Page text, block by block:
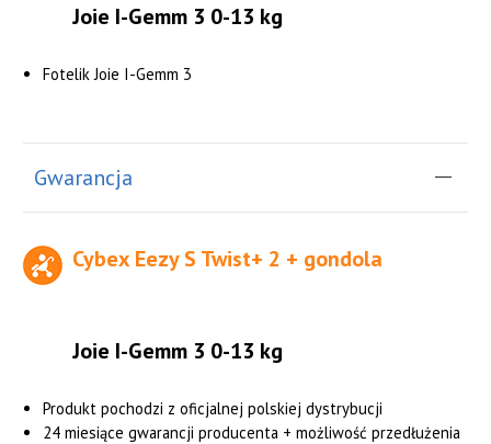
Joie I-Gemm 3 0-13 kg
Fotelik Joie I-Gemm 3
Gwarancja
Cybex Eezy S Twist+ 2 + gondola
Joie I-Gemm 3 0-13 kg
Produkt pochodzi z oficjalnej polskiej dystrybucji
24 miesiące gwarancji producenta + możliwość przedłużenia